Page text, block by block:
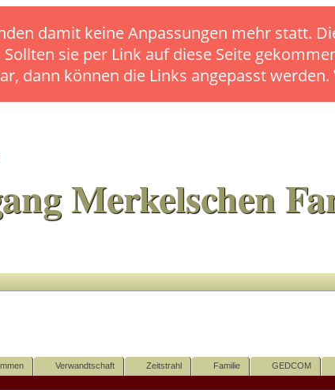
damit keine Anpassungen mehr statt.
sie per Link auf diese Seite
dann können die Links angepasst werden.
Merkelschen
Verwandtschaft Zeitstrahl Familie GEDCOM